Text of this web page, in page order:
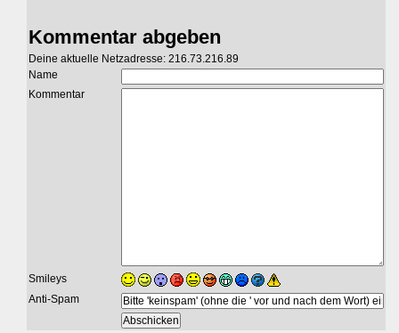
Kommentar abgeben
Deine aktuelle Netzadresse: 216.73.216.89
Name
Kommentar
Smileys
Anti-Spam